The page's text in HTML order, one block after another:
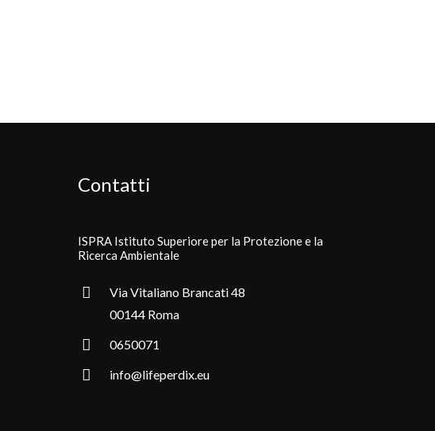
Contatti
ISPRA Istituto Superiore per la Protezione e la
Ricerca Ambientale
Via Vitaliano Brancati 48
00144 Roma
0650071
info@lifeperdix.eu